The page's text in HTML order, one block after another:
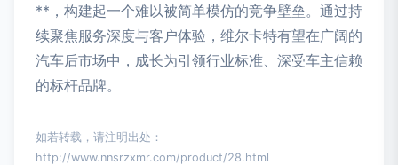
**，构建起一个难以被简单模仿的竞争壁垒。通过持
续聚焦服务深度与客户体验，维尔卡特有望在广阔的
汽车后市场中，成长为引领行业标准、深受车主信赖
的标杆品牌。
如若转载，请注明出处：
http://www.nnsrzxmr.com/product/28.html